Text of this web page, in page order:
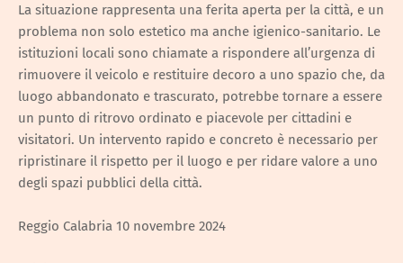
La situazione rappresenta una ferita aperta per la città, e un
problema non solo estetico ma anche igienico-sanitario. Le
istituzioni locali sono chiamate a rispondere all’urgenza di
rimuovere il veicolo e restituire decoro a uno spazio che, da
luogo abbandonato e trascurato, potrebbe tornare a essere
un punto di ritrovo ordinato e piacevole per cittadini e
visitatori. Un intervento rapido e concreto è necessario per
ripristinare il rispetto per il luogo e per ridare valore a uno
degli spazi pubblici della città.
Reggio Calabria 10 novembre 2024